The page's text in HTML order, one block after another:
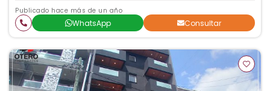
Publicado hace más de un año
WhatsApp Consultar